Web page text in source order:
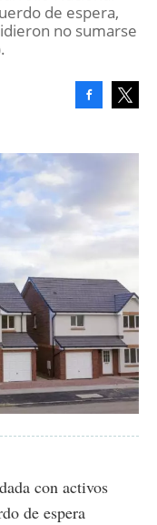
de espera,
no sumarse
con activos
de espera